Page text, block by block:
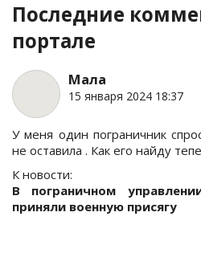
Последние
портале
Мала
15 января 2024 18:37
У меня один пограничник
не оставила . Как его найду
К новости:
В пограничном
приняли военную присягу